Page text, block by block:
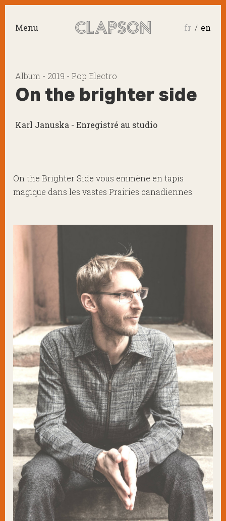
Menu fr en
Album - 2019 - Pop Electro
On the brighter side
Karl Januska - Enregistré au studio
On the Brighter Side vous emmène en tapis
magique dans les vastes Prairies canadiennes.